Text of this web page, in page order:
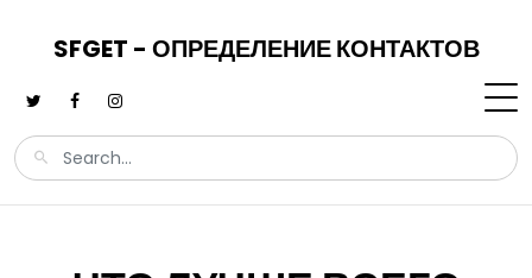
SFGET - ОПРЕДЕЛЕНИЕ КОНТАКТОВ